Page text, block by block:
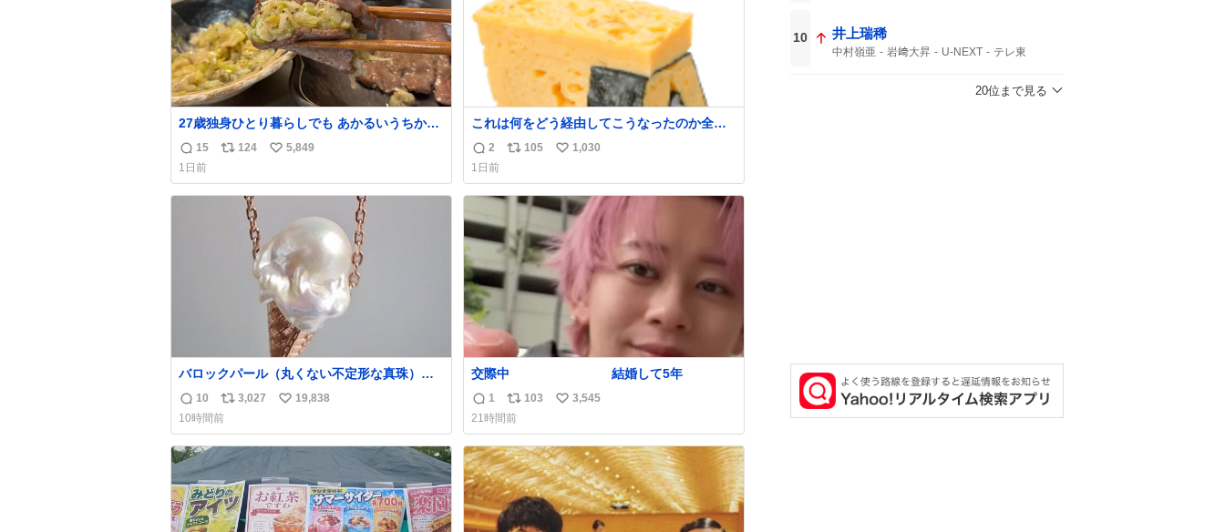
27歳独身ひとり暮らしでも あかるいうちから
呑みながらキッチンでひとり焼肉できてしあ
わせだもん՞ o̴̶̷̥ ̫ o̴̶̷̥ ՞
返
信
数
15
リ
ス
124
い
ね
5,849
1日前
これは何をどう経由してこうなったのか全く
わからない構造のすしざんまいの玉子
返
信
数
2
リ
ス
数
105
い
ね
数
1,030
1日前
バロックパール（丸くない不定形な真珠）を
溶けたアイスや飴玉、雲、アヒルに見立てて
ジュエリーデザイナー、Ben Choi 蔡俊文さん
の作品。 instagram.com/bcjoaillerie/
返
信
数
10
リ
ポ
ス
ト
数
3,027
い
ね
19,838
10時間前
交際中 結婚して5年
返
信
数
1
リ
ポ
ス
ト
数
103
い
ね
数
3,545
21時間前
10 井上瑞稀
中村嶺亜 岩﨑大昇 U-NEXT
テレ東
20位まで見る